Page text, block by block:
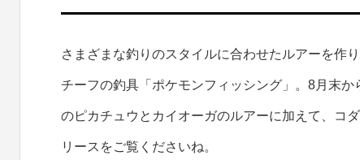
さまざまな釣りのスタイルに合わせたルアーを作
チーフの釣具「ポケモンフィッシング」。8月末
のピカチュウとカイオーガのルアーに加えて、コ
リースをご覧くださいね。